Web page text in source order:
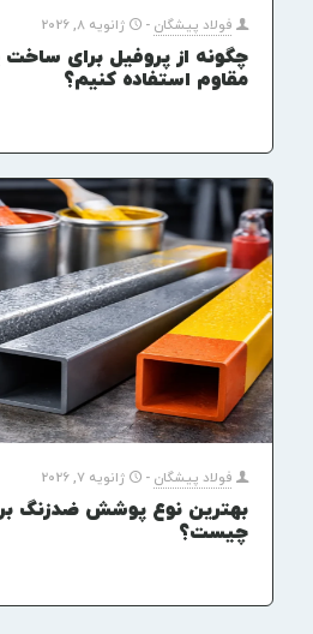
فولاد پیشگان - ژانویه 8, 2026
چگونه از پروفیل برای
مقاوم استفاده کنیم؟
فولاد پیشگان - ژانویه 7, 2026
بهترین نوع پوشش ضدزنگ
چیست؟